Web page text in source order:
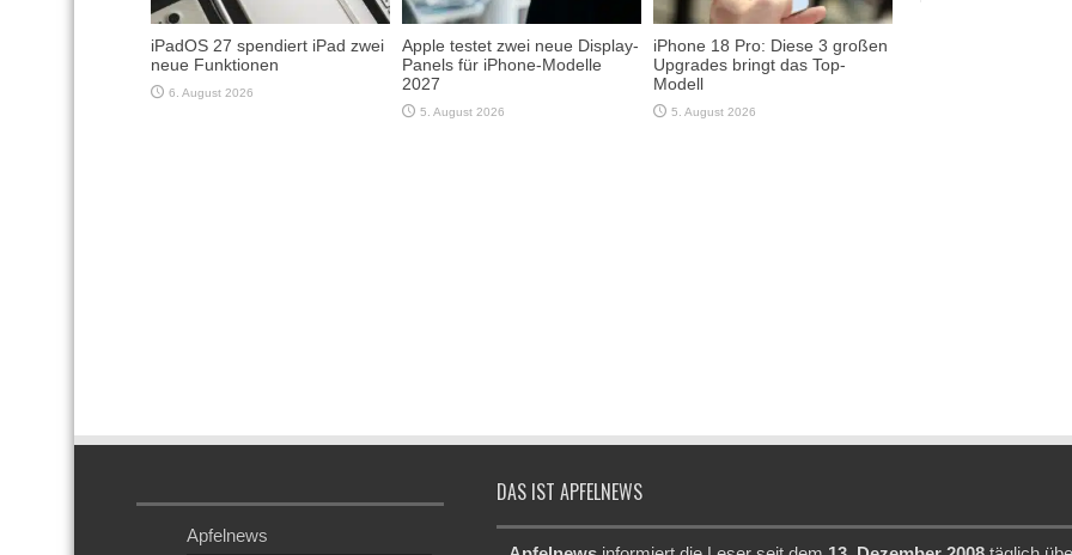
iPadOS 27 spendiert iPad zwei
neue Funktionen
6. August 2026
Apple testet zwei neue Display-
Panels für iPhone-Modelle
2027
5. August 2026
iPhone 18 Pro: Diese 3 großen
Upgrades bringt das Top-
Modell
5. August 2026
Apfelnews
DAS IST APFELNEWS